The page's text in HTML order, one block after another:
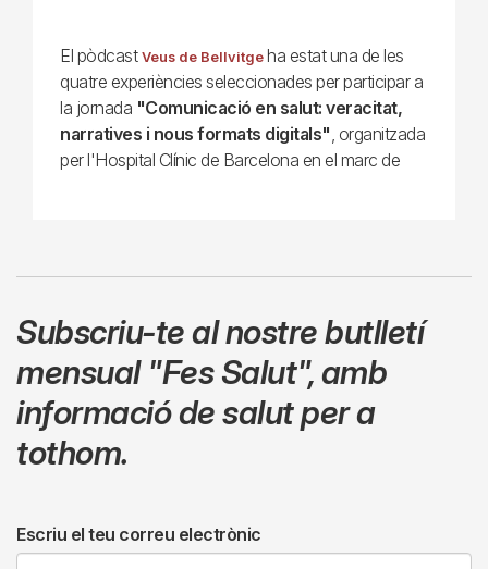
El pòdcast Veus de Bellvitgeha estat una de les
quatre experiències seleccionades per participar a
la jornada "Comunicació en salut: veracitat,
narratives i nous formats digitals" , organitzada
per l'Hospital Clínic de Barcelona en el marc de
Subscriu-te al nostre butlletí
mensual "Fes Salut",amb
informació de salut per a
tothom.
Escriu el teu correu electrònic